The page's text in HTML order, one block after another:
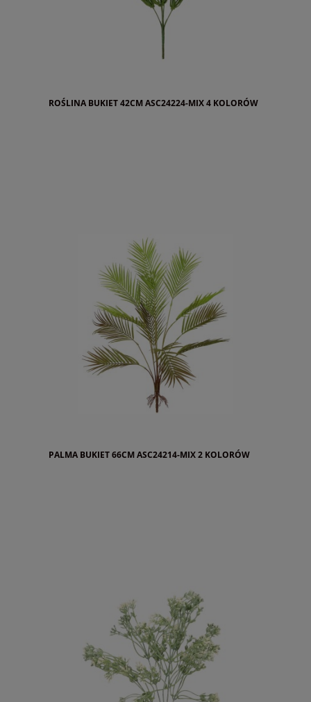
ROŚLINA BUKIET 42CM ASC24224-MIX 4 KOLORÓW
PALMA BUKIET 66CM ASC24214-MIX 2 KOLORÓW